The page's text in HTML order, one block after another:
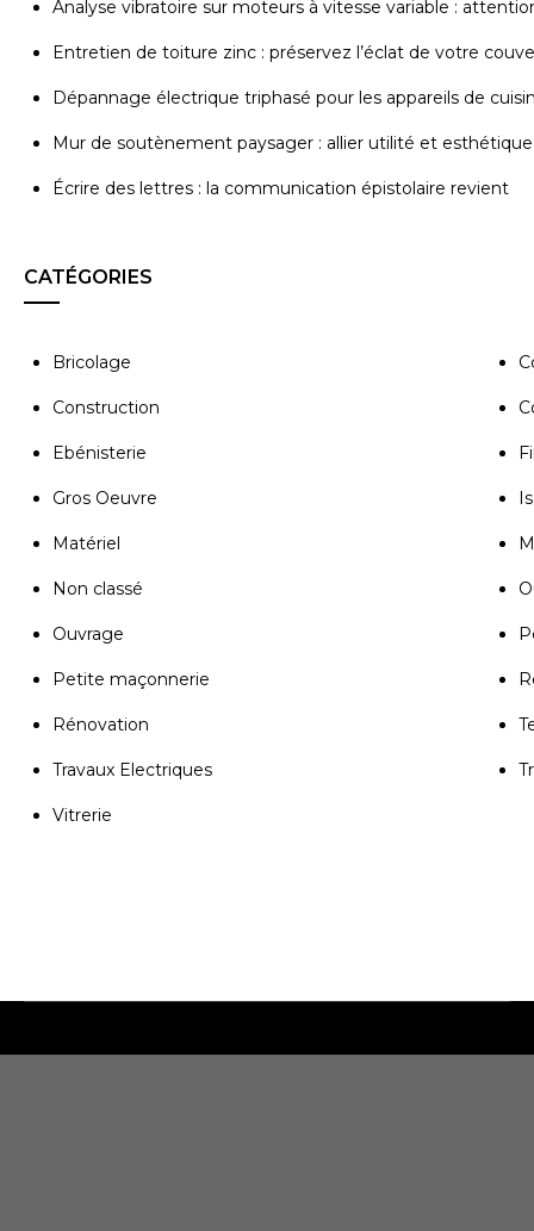
Analyse vibratoire sur moteurs à vitesse variable :
Entretien de toiture zinc : préservez l’éclat de votre
Dépannage électrique triphasé pour les appareils de
Mur de soutènement paysager : allier utilité et esthétique
Écrire des lettres : la communication épistolaire revient
CATÉGORIES
Bricolage
Construction
Ebénisterie
Gros Oeuvre
Matériel
Non classé
Ouvrage
Petite maçonnerie
Rénovation
Travaux Electriques
Vitrerie